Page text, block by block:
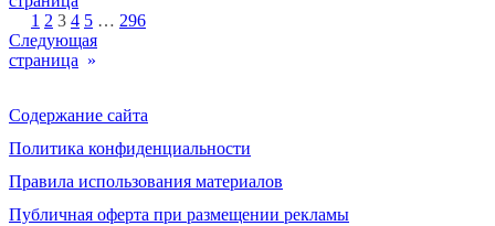
1 2 3 4 5 … 296
Следующая
страница »
Содержание сайта
Политика конфиденциальности
Правила использования материалов
Публичная оферта при размещении рекламы